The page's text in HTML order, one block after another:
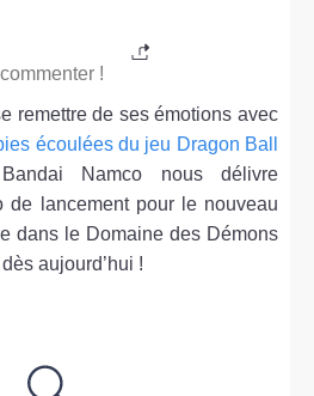
!
remettre de ses émotions avec
écoulées du jeu Dragon Ball
Namco nous délivre
de lancement pour le nouveau
dans le Domaine des Démons
aujourd’hui !